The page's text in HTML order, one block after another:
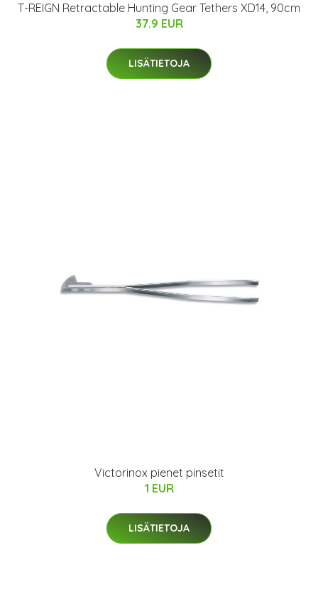
T-REIGN Retractable Hunting Gear Tethers XD14, 90cm
37.9 EUR
LISÄTIETOJA
Victorinox pienet pinsetit
1 EUR
LISÄTIETOJA